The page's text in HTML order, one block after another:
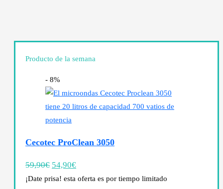
Producto de la semana
- 8%
Cecotec ProClean 3050
59,90€ 54,90€
¡Date prisa! esta oferta es por tiempo limitado